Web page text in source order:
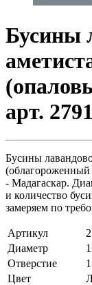
Бусины
арт.
Бусины
- Мадагаскар.
и количество
замеряем по
Артикул
Диаметр
Отверстие
Цвет